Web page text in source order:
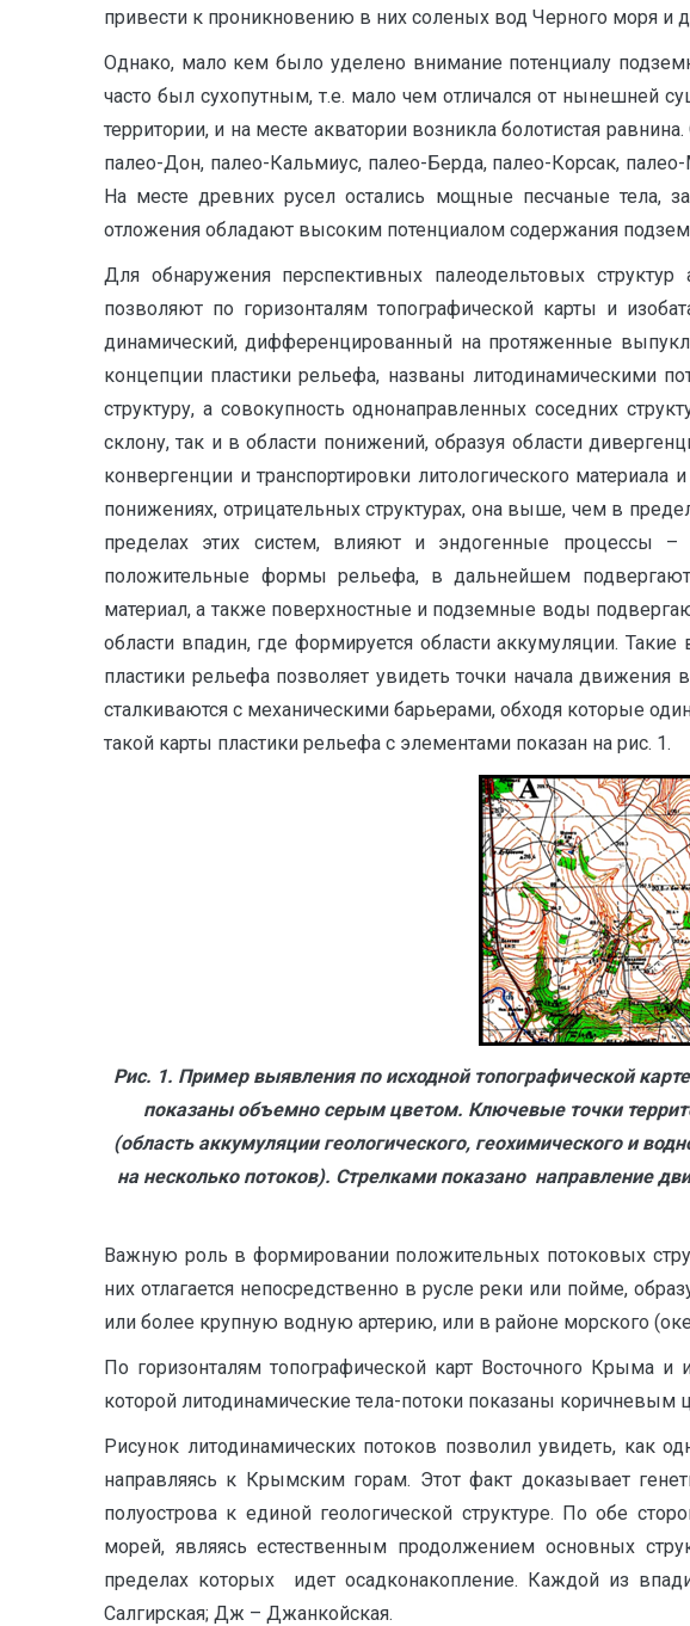
привести к проникновению в них соленых вод Черного моря и
Однако, мало кем было уделено внимание потенциалу
часто был сухопутным, т.е. мало чем отличался от нынешней
территории, и на месте акватории возникла болотистая
палео-Дон, палео-Кальмиус, палео-Берда, палео-Корсак,
На месте древних русел остались мощные песчаные тела,
отложения обладают высоким потенциалом содержания
Для обнаружения перспективных палеодельтовых
позволяют по горизонталям топографической карты и
динамический, дифференцированный на протяженные
концепции пластики рельефа, названы литодинамическими
структуру, а совокупность однонаправленных соседних
склону, так и в области понижений, образуя области
конвергенции и транспортировки литологического
понижениях, отрицательных структурах, она выше, чем в
пределах этих систем, влияют и эндогенные процессы –
положительные формы рельефа, в дальнейшем
материал, а также поверхностные и подземные воды
области впадин, где формируется области аккумуляции.
пластики рельефа позволяет увидеть точки начала
сталкиваются с механическими барьерами, обходя которые
такой карты пластики рельефа с элементами показан на рис. 1.
Рис. 1. Пример выявления по исходной топографической
показаны объемно серым цветом. Ключевые точки
(область аккумуляции геологического, геохимического и
на несколько потоков). Стрелками показано направление
Важную роль в формировании положительных потоковых
них отлагается непосредственно в русле реки или пойме,
или более крупную водную артерию, или в районе морского
По горизонталям топографической карт Восточного Крыма и
которой литодинамические тела-потоки показаны коричневым
Рисунок литодинамических потоков позволил увидеть, как
направляясь к Крымским горам. Этот факт доказывает
полуострова к единой геологической структуре. По обе
морей, являясь естественным продолжением основных
пределах которых идет осадконакопление. Каждой из
Салгирская; Дж – Джанкойская.